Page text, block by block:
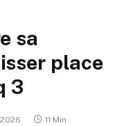
sa
place
3
11 Min